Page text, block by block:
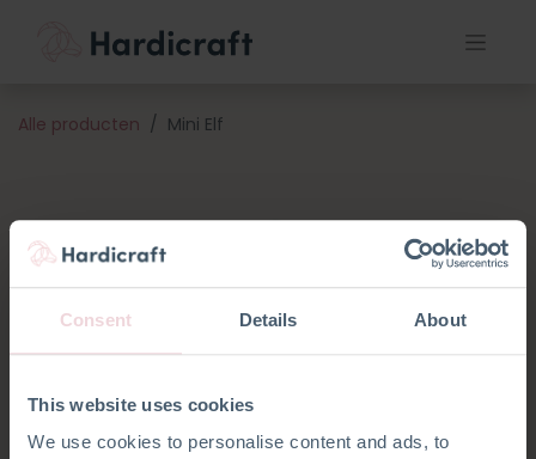
Consent Details About
This website uses cookies
We use cookies to personalise content and ads, to
Alle producten Mini Elf